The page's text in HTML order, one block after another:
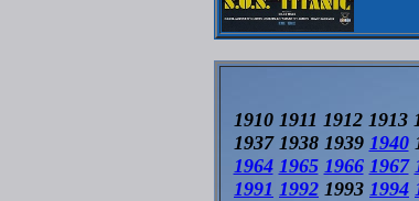
1910 1911 1912 1913
1937 1938 1939 1940
1964 1965 1966 1967
1991 1992 1993 1994